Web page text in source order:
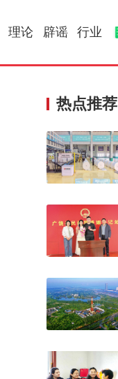
理论 辟谣 行业
热点推荐